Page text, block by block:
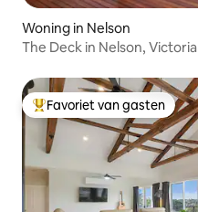
Woning in Nelson
The Deck in Nelson, Victoria
Topfavoriet van gasten
Favoriet van gasten